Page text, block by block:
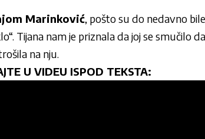
Marinković, pošto su do nedavno bile
Tijana nam je priznala da joj se smučilo da
na nju.
U VIDEU ISPOD TEKSTA: